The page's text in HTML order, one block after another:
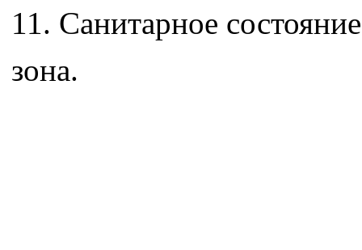
11. Санитарное
зона.